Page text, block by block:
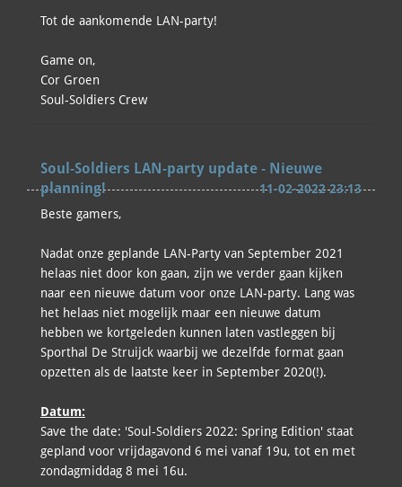
Tot de aankomende LAN-party!
Game on,
Cor Groen
Soul-Soldiers Crew
Soul-Soldiers LAN-party update - Nieuwe
planning!
11-02-2022 23:13
Beste gamers,
Nadat onze geplande LAN-Party van September 2021
helaas niet door kon gaan, zijn we verder gaan kijken
naar een nieuwe datum voor onze LAN-party. Lang was
het helaas niet mogelijk maar een nieuwe datum
hebben we kortgeleden kunnen laten vastleggen bij
Sporthal De Struijck waarbij we dezelfde format gaan
opzetten als de laatste keer in September 2020(!).
Datum:
Save the date: 'Soul-Soldiers 2022: Spring Edition' staat
gepland voor vrijdagavond 6 mei vanaf 19u, tot en met
zondagmiddag 8 mei 16u.